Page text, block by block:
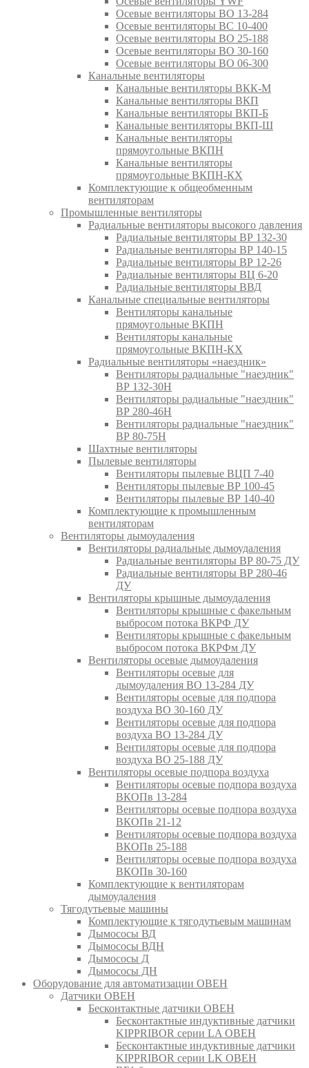
Осевые вентиляторы ВО 13-284
Осевые вентиляторы ВС 10-400
Осевые вентиляторы ВО 25-188
Осевые вентиляторы ВО 30-160
Осевые вентиляторы ВО 06-300
Канальные вентиляторы
Канальные вентиляторы ВКК-М
Канальные вентиляторы ВКП
Канальные вентиляторы ВКП-Б
Канальные вентиляторы ВКП-Ш
Канальные вентиляторы
прямоугольные ВКПН
Канальные вентиляторы
прямоугольные ВКПН-КХ
Комплектующие к общеобменным
вентиляторам
Промышленные вентиляторы
Радиальные вентиляторы высокого давления
Радиальные вентиляторы ВР 132-30
Радиальные вентиляторы ВР 140-15
Радиальные вентиляторы ВР 12-26
Радиальные вентиляторы ВЦ 6-20
Радиальные вентиляторы ВВД
Канальные специальные вентиляторы
Вентиляторы канальные
прямоугольные ВКПН
Вентиляторы канальные
прямоугольные ВКПН-КХ
Радиальные вентиляторы «наездник»
Вентиляторы радиальные "наездник"
ВР 132-30Н
Вентиляторы радиальные "наездник"
ВР 280-46Н
Вентиляторы радиальные "наездник"
ВР 80-75Н
Шахтные вентиляторы
Пылевые вентиляторы
Вентиляторы пылевые ВЦП 7-40
Вентиляторы пылевые ВР 100-45
Вентиляторы пылевые ВР 140-40
Комплектующие к промышленным
вентиляторам
Вентиляторы дымоудаления
Вентиляторы радиальные дымоудаления
Радиальные вентиляторы ВР 80-75 ДУ
Радиальные вентиляторы ВР 280-46
ДУ
Вентиляторы крышные дымоудаления
Вентиляторы крышные с факельным
выбросом потока ВКРФ ДУ
Вентиляторы крышные с факельным
выбросом потока ВКРФм ДУ
Вентиляторы осевые дымоудаления
Вентиляторы осевые для
дымоудаления ВО 13-284 ДУ
Вентиляторы осевые для подпора
воздуха ВО 30-160 ДУ
Вентиляторы осевые для подпора
воздуха ВО 13-284 ДУ
Вентиляторы осевые для подпора
воздуха ВО 25-188 ДУ
Вентиляторы осевые подпора воздуха
Вентиляторы осевые подпора воздуха
ВКОПв 13-284
Вентиляторы осевые подпора воздуха
ВКОПв 21-12
Вентиляторы осевые подпора воздуха
ВКОПв 25-188
Вентиляторы осевые подпора воздуха
ВКОПв 30-160
Комплектующие к вентиляторам
дымоудаления
Тягодутьевые машины
Комплектующие к тягодутьевым машинам
Дымососы ВД
Дымососы ВДН
Дымососы Д
Дымососы ДН
Оборудование для автоматизации ОВЕН
Датчики ОВЕН
Бесконтактные датчики ОВЕН
Бесконтактные индуктивные датчики
KIPPRIBOR серии LA ОВЕН
Бесконтактные индуктивные датчики
KIPPRIBOR серии LK ОВЕН